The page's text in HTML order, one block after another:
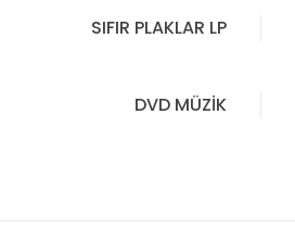
SIFIR PLAKLAR LP
DVD MÜZİK